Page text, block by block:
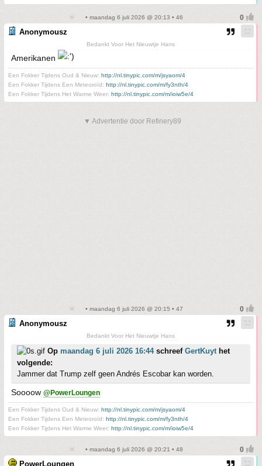
• maandag 6 juli 2026 @ 20:13 • 46
Anonymousz
Bedankt Voor Het Nieuwtje Hans
Amerikanen
Een Fokker Tijdens Oud & Nieuw: http://nl.tinypic.com/m/jsyaom/4
Een Fokker Tijdens Een Meteoroïd: http://nl.tinypic.com/m/fy3nth/4
Een Fokker Tijdens Het Warme Weer: http://nl.tinypic.com/m/ioiw5e/4
▼ Advertentie door Refinery89
• maandag 6 juli 2026 @ 20:15 • 47
Anonymousz
Bedankt Voor Het Nieuwtje Hans
Op maandag 6 juli 2026 16:44schreef GertKuythet
volgende:
Jammer dat Trump zelf geen Andrés Escobar kan worden.
Soooow @PowerLoungen
Een Fokker Tijdens Oud & Nieuw: http://nl.tinypic.com/m/jsyaom/4
Een Fokker Tijdens Een Meteoroïd: http://nl.tinypic.com/m/fy3nth/4
Een Fokker Tijdens Het Warme Weer: http://nl.tinypic.com/m/ioiw5e/4
• maandag 6 juli 2026 @ 20:21 • 48
PowerLoungen